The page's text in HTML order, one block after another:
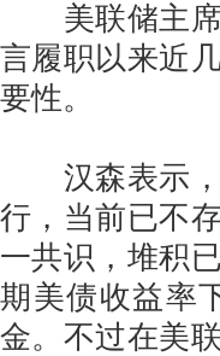
美联储主席
言履职以来近
要性。
汉森表示，
行，当前已不
一共识，堆积
期美债收益率
金。不过在美